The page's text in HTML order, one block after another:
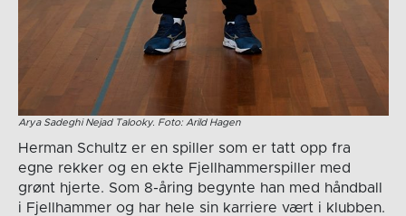
Arya Sadeghi Nejad Talooky. Foto: Arild Hagen
Herman Schultz er en spiller som er tatt opp fra
egne rekker og en ekte Fjellhammerspiller med
grønt hjerte. Som 8-åring begynte han med håndball
i Fjellhammer og har hele sin karriere vært i klubben.